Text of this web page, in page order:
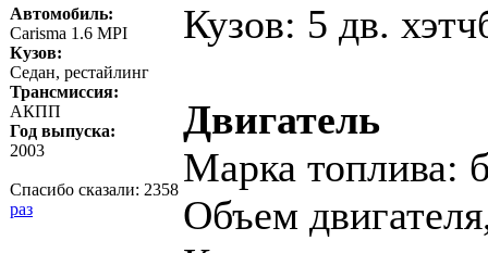
Автомобиль:
Carisma 1.6 MPI
Кузов:
Седан, рестайлинг
Трансмиссия:
АКПП
Год выпуска:
2003
Спасибо сказали: 2358
раз
Кузов: 5 дв.
Двигатель
Марка топлива:
Объем